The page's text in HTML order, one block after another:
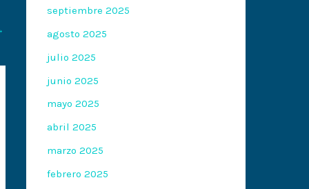
septiembre 2025
agosto 2025
julio 2025
junio 2025
mayo 2025
abril 2025
marzo 2025
febrero 2025